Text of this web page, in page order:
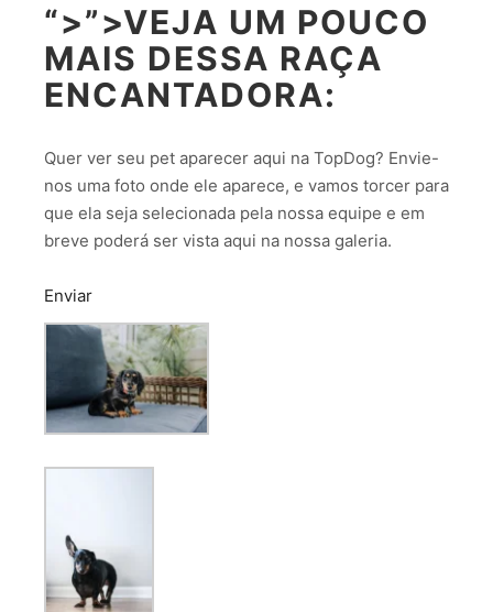
“>”>VEJA UM POUCO
MAIS DESSA RAÇA
ENCANTADORA:
Quer ver seu pet aparecer aqui na TopDog? Envie-
nos uma foto onde ele aparece, e vamos torcer para
que ela seja selecionada pela nossa equipe e em
breve poderá ser vista aqui na nossa galeria.
Enviar